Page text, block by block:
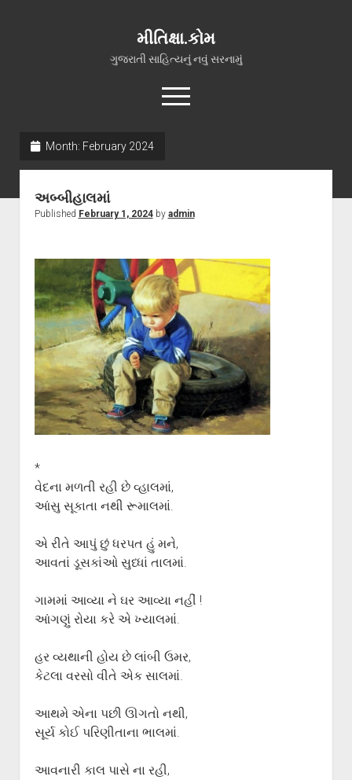
મીતિક્ષા.કોમ
ગુજરાતી સાહિત્યનું નવું સરનામું
open
menu
ગીત, પ્રાર્થના અને ભજન
અન્ય રચનાઓ
વધુ માહિતી
open
dropdown
menu
ગુજરાતી સાહિત્ય-જગત
આપના પ્રતિભાવો
સર્જકોને સલામ
આપની રચનાઓ
Month: February 2024
અબ્બીહાલમાં
Published February 1, 2024by admin
*
વેદના મળતી રહી છે વ્હાલમાં,
આંસુ સૂકાતા નથી રૂમાલમાં.
એ રીતે આપું છું ધરપત હું મને,
આવતાં ડૂસકાંઓ સુધ્ધાં તાલમાં.
ગામમાં આવ્યા ને ઘર આવ્યા નહીં !
આંગણું રોયા કરે એ ખ્યાલમાં.
હર વ્યથાની હોય છે લાંબી ઉમર,
કેટલા વરસો વીતે એક સાલમાં.
આથમે એના પછી ઊગતો નથી,
સૂર્ય કોઈ પરિણીતાના ભાલમાં.
આવનારી કાલ પાસે ના રહી,